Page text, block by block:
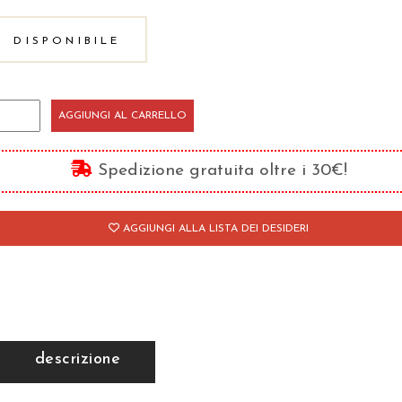
DISPONIBILE
AGGIUNGI AL CARRELLO
Spedizione gratuita oltre i 30€!
AGGIUNGI ALLA LISTA DEI DESIDERI
descrizione